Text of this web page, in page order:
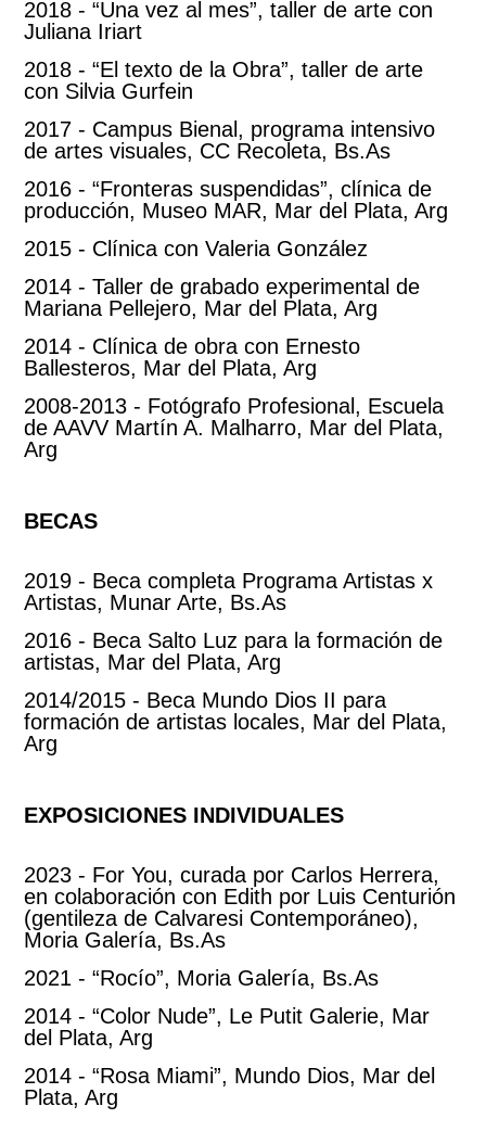
2018 - “Una vez al mes”, taller de arte con
Juliana Iriart
2018 - “El texto de la Obra”, taller de arte
con Silvia Gurfein
2017 - Campus Bienal, programa intensivo
de artes visuales, CC Recoleta, Bs.As
2016 - “Fronteras suspendidas”, clínica de
producción, Museo MAR, Mar del Plata, Arg
2015 - Clínica con Valeria González
2014 - Taller de grabado experimental de
Mariana Pellejero, Mar del Plata, Arg
2014 - Clínica de obra con Ernesto
Ballesteros, Mar del Plata, Arg
2008-2013 - Fotógrafo Profesional, Escuela
de AAVV Martín A. Malharro, Mar del Plata,
Arg
BECAS
2019 - Beca completa Programa Artistas x
Artistas, Munar Arte, Bs.As
2016 - Beca Salto Luz para la formación de
artistas, Mar del Plata, Arg
2014/2015 - Beca Mundo Dios II para
formación de artistas locales, Mar del Plata,
Arg
EXPOSICIONES INDIVIDUALES
2023 - For You, curada por Carlos Herrera,
en colaboración con Edith por Luis Centurión
(gentileza de Calvaresi Contemporáneo),
Moria Galería, Bs.As
2021 - “Rocío”, Moria Galería, Bs.As
2014 - “Color Nude”, Le Putit Galerie, Mar
del Plata, Arg
2014 - “Rosa Miami”, Mundo Dios, Mar del
Plata, Arg